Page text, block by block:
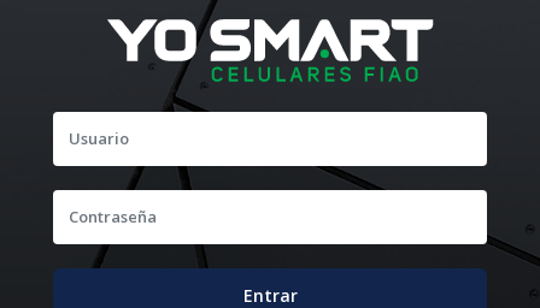
Usuario
Contraseña
Entrar